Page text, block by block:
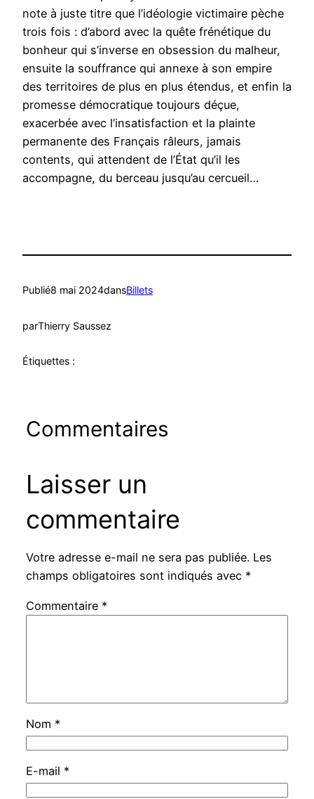
note à juste titre que l’idéologie victimaire pèche
trois fois : d’abord avec la quête frénétique du
bonheur qui s’inverse en obsession du malheur,
ensuite la souffrance qui annexe à son empire
des territoires de plus en plus étendus, et enfin la
promesse démocratique toujours déçue,
exacerbée avec l’insatisfaction et la plainte
permanente des Français râleurs, jamais
contents, qui attendent de l’État qu’il les
accompagne, du berceau jusqu’au cercueil…
Publié8 mai 2024dansBillets
parThierry Saussez
Étiquettes :
Commentaires
Laisser un
commentaire
Votre adresse e-mail ne sera pas publiée. Les
champs obligatoires sont indiqués avec *
Commentaire *
Nom *
E-mail *